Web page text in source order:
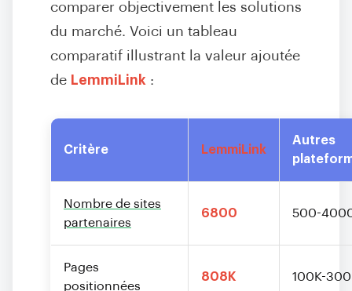
comparer objectivement les solutions
du marché. Voici un tableau
comparatif illustrant la valeur ajoutée
de LemmiLink :
Critère LemmiLink
Autres
Nombre de sites
partenaires
6800 500-
Pages
positionnées
808K 100K-